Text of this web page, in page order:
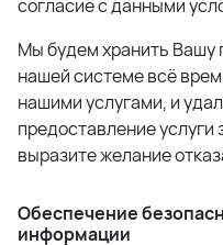
согласие с данными
Мы будем хранить
нашей системе всё
нашими услугами, и
предоставление услуги
выразите желание
Обеспечение
информации